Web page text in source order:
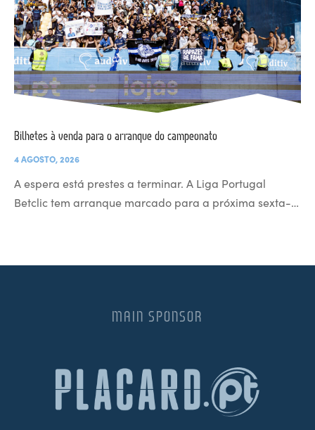
Bilhetes à venda para o arranque do campeonato
4 AGOSTO, 2026
A espera está prestes a terminar. A Liga Portugal
Betclic tem arranque marcado para a próxima sexta-…
MAIN SPONSOR